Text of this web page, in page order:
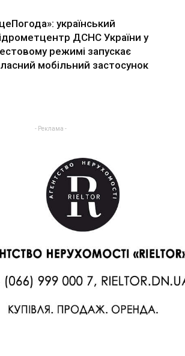
український
ДСНС України у
режимі запускає
мобільний застосунок
- Реклама -